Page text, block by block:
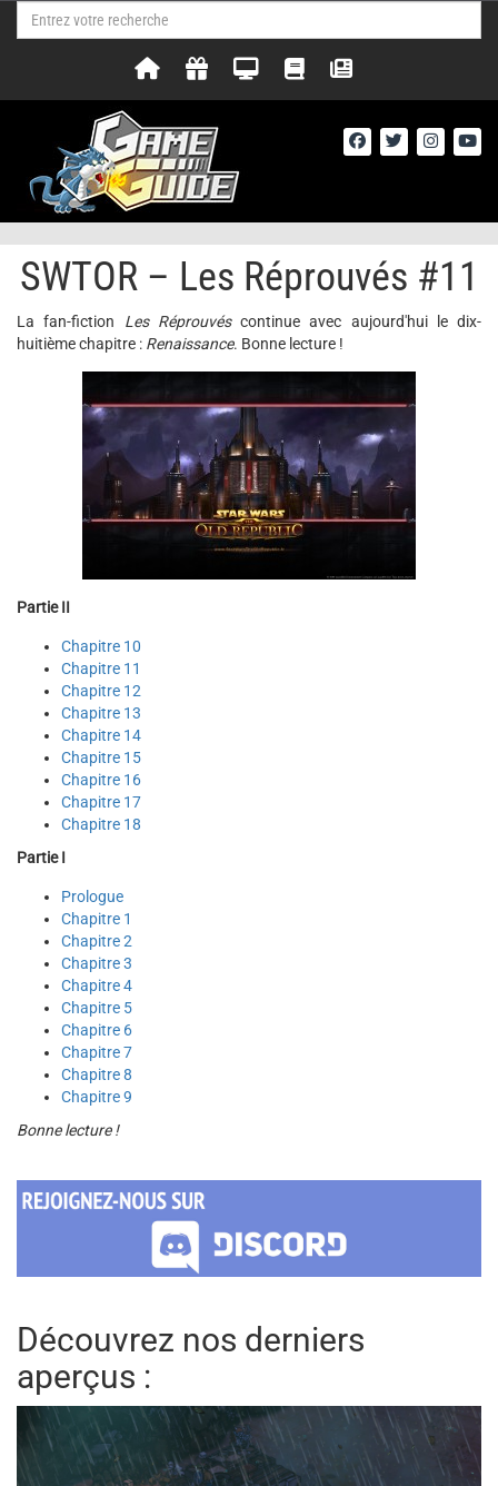
SWTOR – Les Réprouvés #11
La fan-fiction Les Réprouvéscontinue avec aujourd'hui le dix-
huitième chapitre : Renaissance. Bonne lecture !
Partie II
Chapitre 10
Chapitre 11
Chapitre 12
Chapitre 13
Chapitre 14
Chapitre 15
Chapitre 16
Chapitre 17
Chapitre 18
Partie I
Prologue
Chapitre 1
Chapitre 2
Chapitre 3
Chapitre 4
Chapitre 5
Chapitre 6
Chapitre 7
Chapitre 8
Chapitre 9
Bonne lecture !
Découvrez nos derniers
aperçus :